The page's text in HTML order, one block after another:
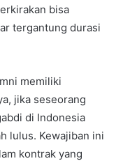
bisa
tergantung durasi
memiliki
jika seseorang
di Indonesia
lulus. Kewajiban ini
kontrak yang